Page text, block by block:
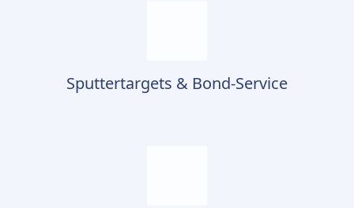
Sputtertargets & Bond-Service